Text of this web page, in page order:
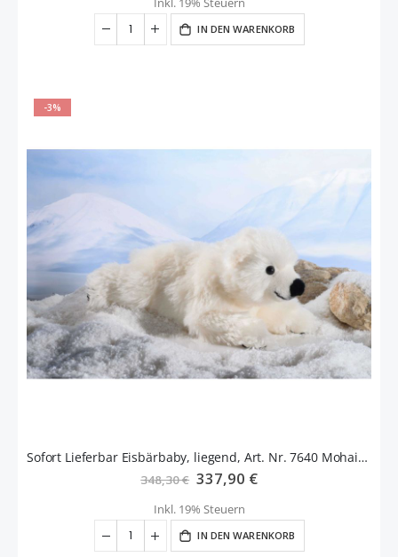
IN DEN WARENKORB
-3%
Sofort Lieferbar Eisbärbaby, liegend, Art. Nr. 7640 Mohair, limitiert
348,30 € Sonderangebot
337,90 €
Inkl. 19% Steuern
IN DEN WARENKORB